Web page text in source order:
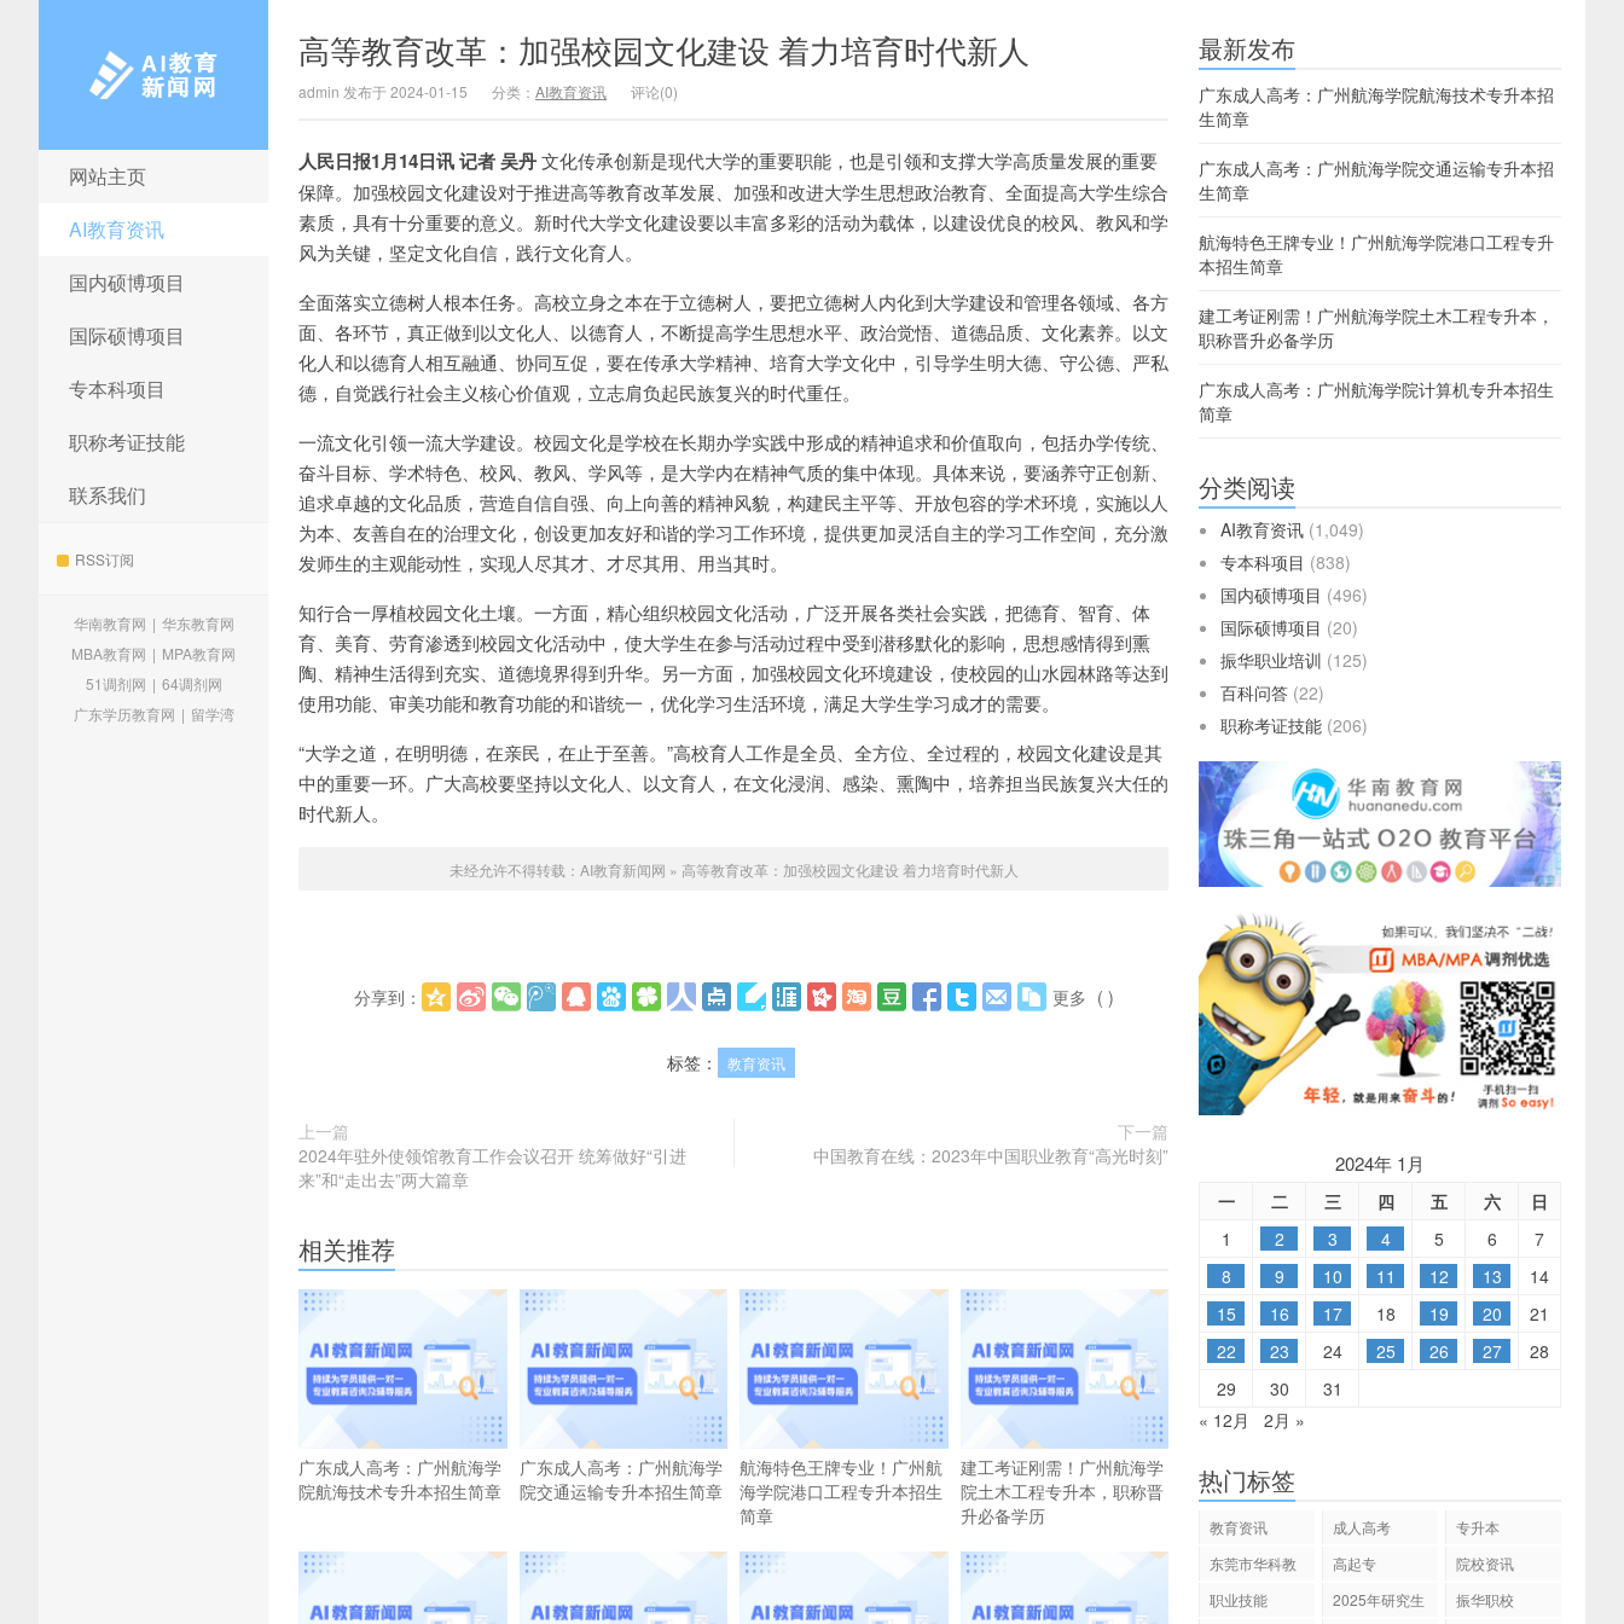
AI教育新闻网
网站主页
AI教育资讯
国内硕博项目
国际硕博项目
专本科项目
职称考证技能
联系我们
RSS订阅
华南教育网 | 华东教育网
MBA教育网 | MPA教育网
51调剂网 | 64调剂网
广东学历教育网 | 留学湾
高等教育改革：加强校园文化建设 着力培育时代新人
admin 发布于 2024-01-15 分类： AI教育资讯 评论(0)
人民日报1月14日讯 记者 吴丹文化传承创新是现代大学的重要职能，也是引领和支撑大学高质量发展的重要
保障。加强校园文化建设对于推进高等教育改革发展、加强和改进大学生思想政治教育、全面提高大学生综合
素质，具有十分重要的意义。新时代大学文化建设要以丰富多彩的活动为载体，以建设优良的校风、教风和学
风为关键，坚定文化自信，践行文化育人。
全面落实立德树人根本任务。高校立身之本在于立德树人，要把立德树人内化到大学建设和管理各领域、各方
面、各环节，真正做到以文化人、以德育人，不断提高学生思想水平、政治觉悟、道德品质、文化素养。以文
化人和以德育人相互融通、协同互促，要在传承大学精神、培育大学文化中，引导学生明大德、守公德、严私
德，自觉践行社会主义核心价值观，立志肩负起民族复兴的时代重任。
一流文化引领一流大学建设。校园文化是学校在长期办学实践中形成的精神追求和价值取向，包括办学传统、
奋斗目标、学术特色、校风、教风、学风等，是大学内在精神气质的集中体现。具体来说，要涵养守正创新、
追求卓越的文化品质，营造自信自强、向上向善的精神风貌，构建民主平等、开放包容的学术环境，实施以人
为本、友善自在的治理文化，创设更加友好和谐的学习工作环境，提供更加灵活自主的学习工作空间，充分激
发师生的主观能动性，实现人尽其才、才尽其用、用当其时。
知行合一厚植校园文化土壤。一方面，精心组织校园文化活动，广泛开展各类社会实践，把德育、智育、体
育、美育、劳育渗透到校园文化活动中，使大学生在参与活动过程中受到潜移默化的影响，思想感情得到熏
陶、精神生活得到充实、道德境界得到升华。另一方面，加强校园文化环境建设，使校园的山水园林路等达到
使用功能、审美功能和教育功能的和谐统一，优化学习生活环境，满足大学生学习成才的需要。
“大学之道，在明明德，在亲民，在止于至善。”高校育人工作是全员、全方位、全过程的，校园文化建设是其
中的重要一环。广大高校要坚持以文化人、以文育人，在文化浸润、感染、熏陶中，培养担当民族复兴大任的
时代新人。
未经允许不得转载： AI教育新闻网 » 高等教育改革：加强校园文化建设 着力培育时代新人
分享到： 更多 ( )
标签： 教育资讯
上一篇
2024年驻外使领馆教育工作会议召开 统筹做好“引进
来”和“走出去”两大篇章
下一篇
中国教育在线：2023年中国职业教育“高光时刻”
相关推荐
广东成人高考：广州航海学
院航海技术专升本招生简章
广东成人高考：广州航海学
院交通运输专升本招生简章
航海特色王牌专业！广州航
海学院港口工程专升本招生
简章
建工考证刚需！广州航海学
院土木工程专升本，职称晋
升必备学历
最新发布
广东成人高考：广州航海学院航海技术专升本招
生简章
广东成人高考：广州航海学院交通运输专升本招
生简章
航海特色王牌专业！广州航海学院港口工程专升
本招生简章
建工考证刚需！广州航海学院土木工程专升本，
职称晋升必备学历
广东成人高考：广州航海学院计算机专升本招生
简章
分类阅读
AI教育资讯 (1,049)
专本科项目 (838)
国内硕博项目 (496)
国际硕博项目 (20)
振华职业培训 (125)
百科问答 (22)
职称考证技能 (206)
2024年 1月
一 二 三 四 五 六
日
1
2 3 4 5 6
7
8
9 10 11 12 13
14
15
16 17 18 19 20
21
22
23 24 25 26 27
28
29
30
31
« 12月
2月 »
热门标签
教育资讯 成人高考
专升本
东莞市华科教
高起专
院校资讯
职业技能
2025年研究生
振华职校